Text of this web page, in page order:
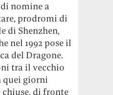
nomine a
prodromi di
di Shenzhen,
nel 1992 pose il
del Dragone.
tra il vecchio
quei giorni
di fronte